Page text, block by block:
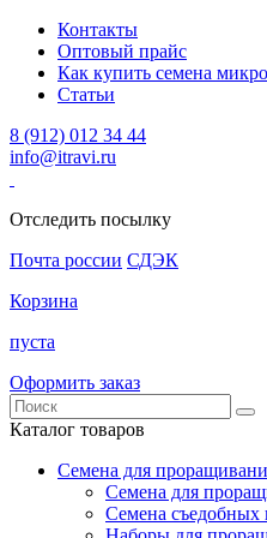
Контакты
Оптовый прайс
Как купить семена
Статьи
8 (912) 012 34 44
info@itravi.ru
Отследить посылку
Почта россии СДЭК
Корзина
пуста
Оформить заказ
Каталог товаров
Семена для
Семена для
Семена съедобных